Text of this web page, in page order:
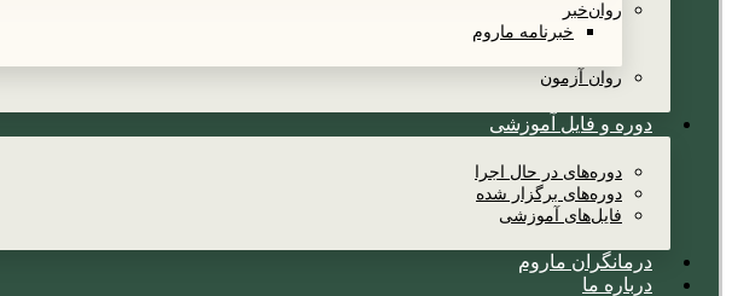
روان‌خبر
خبرنامه ماروم
روان آزمون
دوره و فایل آموزشی
دوره‌های در حال اجرا
دوره‌های برگزار شده
فایل‌های آموزشی
درمانگران ماروم
درباره ما